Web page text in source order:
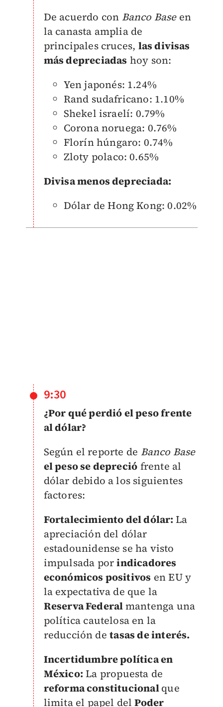
De acuerdo con Banco Baseen
la canasta amplia de
principales cruces, las divisas
más depreciadas hoy son:
Yen japonés: 1.24%
Rand sudafricano: 1.10%
Shekel israelí: 0.79%
Corona noruega: 0.76%
Florín húngaro: 0.74%
Zloty polaco: 0.65%
Divisa menos depreciada:
Dólar de Hong Kong: 0.02%
9:30
¿Por qué perdió el peso frente
al dólar?
Según el reporte de Banco Base
el peso se depreció frente al
dólar debido a los siguientes
factores:
Fortalecimiento del dólar: La
apreciación del dólar
estadounidense se ha visto
impulsada porindicadores
económicos positivos en EU y
la expectativa de que la
Reserva Federalmantenga una
política cautelosa en la
reducción detasas de interés.
Incertidumbre política en
México: La propuesta de
reforma constitucionalque
limita el papel del Poder